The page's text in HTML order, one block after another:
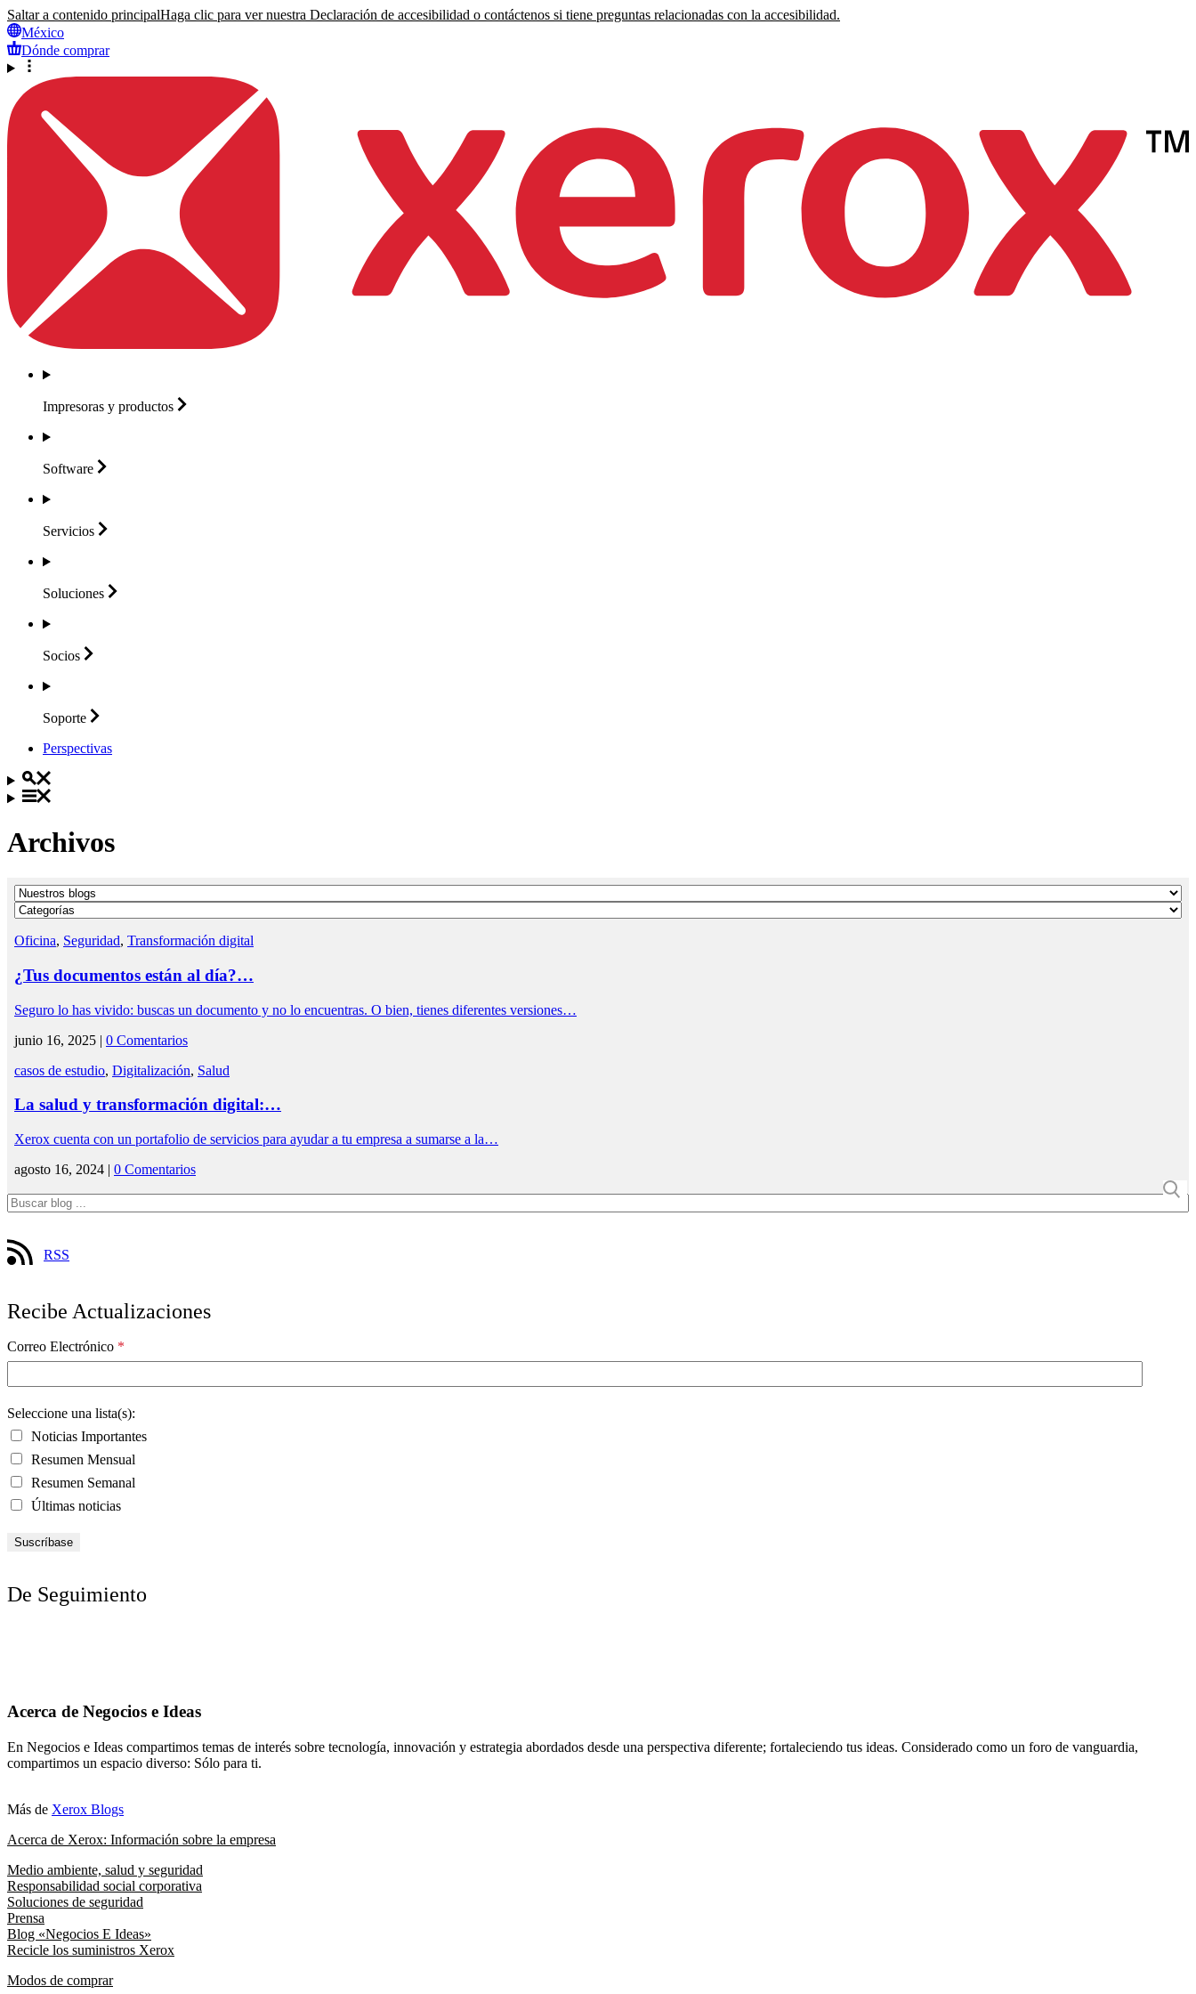
Saltar a contenido principalHaga clic para ver nuestra Declaración de accesibilidad o contáctenos si tiene preguntas relacionadas con la accesibilidad.
México
Dónde comprar
Impresoras y productos
Software
Servicios
Soluciones
Socios
Soporte
Perspectivas
Archivos
Oficina, Seguridad, Transformación digital
¿Tus documentos están al día?…
Seguro lo has vivido: buscas un documento y no lo encuentras. O bien, tienes diferentes versiones…
junio 16, 2025 | 0 Comentarios
casos de estudio, Digitalización, Salud
La salud y transformación digital:…
Xerox cuenta con un portafolio de servicios para ayudar a tu empresa a sumarse a la…
agosto 16, 2024 | 0 Comentarios
RSS
Recibe Actualizaciones
Correo Electrónico *
Seleccione una lista(s):
Noticias Importantes
Resumen Mensual
Resumen Semanal
Últimas noticias
De Seguimiento
Acerca de Negocios e Ideas
En Negocios e Ideas compartimos temas de interés sobre tecnología, innovación y estrategia abordados desde una perspectiva diferente; fortaleciendo tus ideas. Considerado como un foro de vanguardia,
compartimos un espacio diverso: Sólo para ti.
Más de Xerox Blogs
Acerca de Xerox: Información sobre la empresa
Medio ambiente, salud y seguridad
Responsabilidad social corporativa
Soluciones de seguridad
Prensa
Blog «Negocios E Ideas»
Recicle los suministros Xerox
Modos de comprar